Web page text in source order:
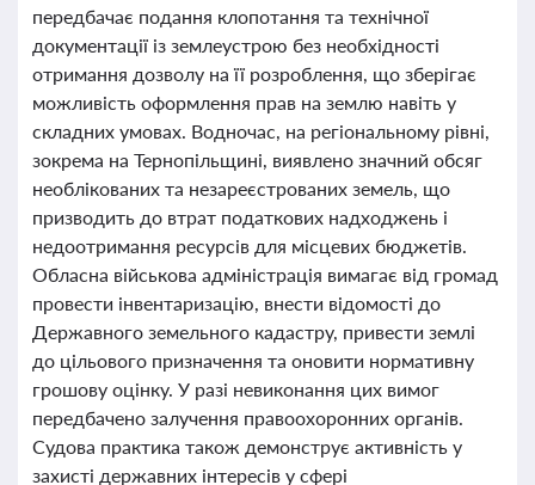
передбачає подання клопотання та технічної
документації із землеустрою без необхідності
отримання дозволу на її розроблення, що зберігає
можливість оформлення прав на землю навіть у
складних умовах. Водночас, на регіональному рівні,
зокрема на Тернопільщині, виявлено значний обсяг
необлікованих та незареєстрованих земель, що
призводить до втрат податкових надходжень і
недоотримання ресурсів для місцевих бюджетів.
Обласна військова адміністрація вимагає від громад
провести інвентаризацію, внести відомості до
Державного земельного кадастру, привести землі
до цільового призначення та оновити нормативну
грошову оцінку. У разі невиконання цих вимог
передбачено залучення правоохоронних органів.
Судова практика також демонструє активність у
захисті державних інтересів у сфері